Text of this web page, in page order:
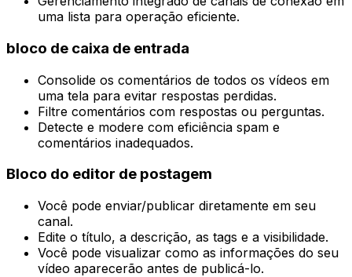
uma lista para operação eficiente.
bloco de caixa de entrada
Consolide os comentários de todos os vídeos em
uma tela para evitar respostas perdidas.
Filtre comentários com respostas ou perguntas.
Detecte e modere com eficiência spam e
comentários inadequados.
Bloco do editor de postagem
Você pode enviar/publicar diretamente em seu
canal.
Edite o título, a descrição, as tags e a visibilidade.
Você pode visualizar como as informações do seu
vídeo aparecerão antes de publicá-lo.